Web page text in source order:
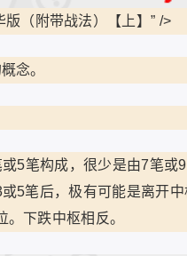
版（附带战法）【上】” />
念。
5笔构成，很少是由7笔或9
5笔后，极有可能是离开中
。下跌中枢相反。